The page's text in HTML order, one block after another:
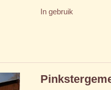
In gebruik